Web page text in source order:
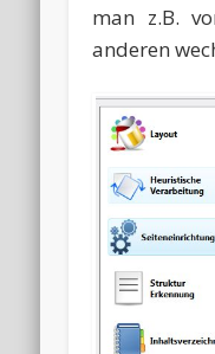
man z.B.
anderen